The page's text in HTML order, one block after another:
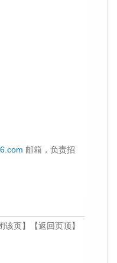
邮箱，负责招
该页】【返回页顶】